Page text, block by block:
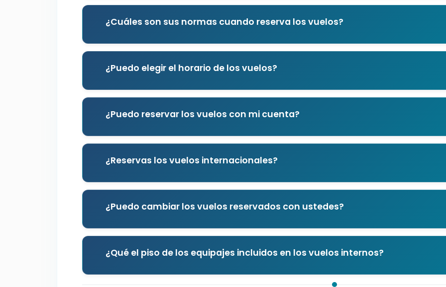
¿Cuáles son sus normas cuando reserva los vuelos?
¿Puedo elegir el horario de los vuelos?
¿Puedo reservar los vuelos con mi cuenta?
¿Reservas los vuelos internacionales?
¿Puedo cambiar los vuelos reservados con ustedes?
¿Qué el piso de los equipajes incluidos en los vuelos internos?